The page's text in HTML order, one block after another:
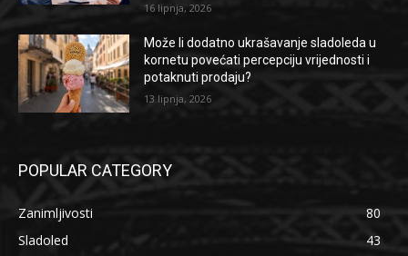
16 lipnja, 2026
Može li dodatno ukrašavanje sladoleda u
kornetu povećati percepciju vrijednosti i
potaknuti prodaju?
13 lipnja, 2026
POPULAR CATEGORY
Zanimljivosti
80
Sladoled
43